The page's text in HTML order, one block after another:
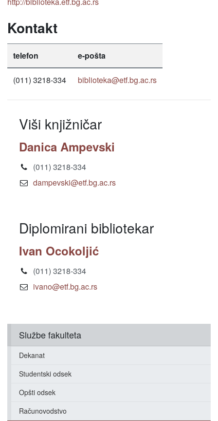
Službe fakulteta
Dekanat
Studentski odsek
Opšti odsek
Računovodstvo
Kontakt
telefon e-pošta
(011) 3218-334 biblioteka@etf.bg.ac.rs
Viši knjižničar
Danica Ampevski
(011) 3218-334
dampevski@etf.bg.ac.rs
Diplomirani bibliotekar
Ivan Ocokoljić
(011) 3218-334
ivano@etf.bg.ac.rs